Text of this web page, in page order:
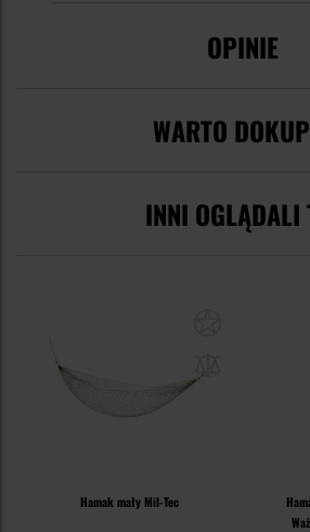
OPINIE
WARTO
INNI OGLĄDALI
Hamak mały Mil-Tec